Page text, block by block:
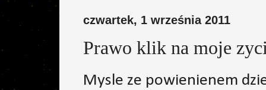
czwartek, 1 września 2011
Prawo klik na moje
Mysle ze powienienem